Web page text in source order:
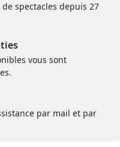
spectacles depuis 27
vous sont
par mail et par